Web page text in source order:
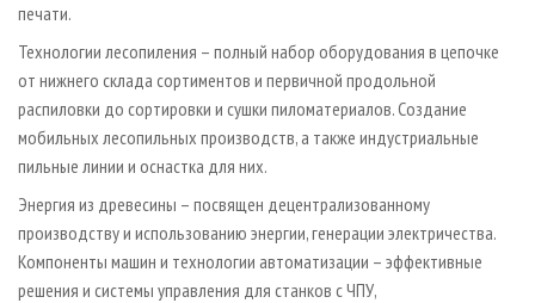
печати.
Технологии лесопиления – полный набор оборудования в цепочке
от нижнего склада сортиментов и первичной продольной
распиловки до сортировки и сушки пиломатериалов. Создание
мобильных лесопильных производств, а также индустриальные
пильные линии и оснастка для них.
Энергия из древесины – посвящен децентрализованному
производству и использованию энергии, генерации электричества.
Компоненты машин и технологии автоматизации – эффективные
решения и системы управления для станков с ЧПУ,